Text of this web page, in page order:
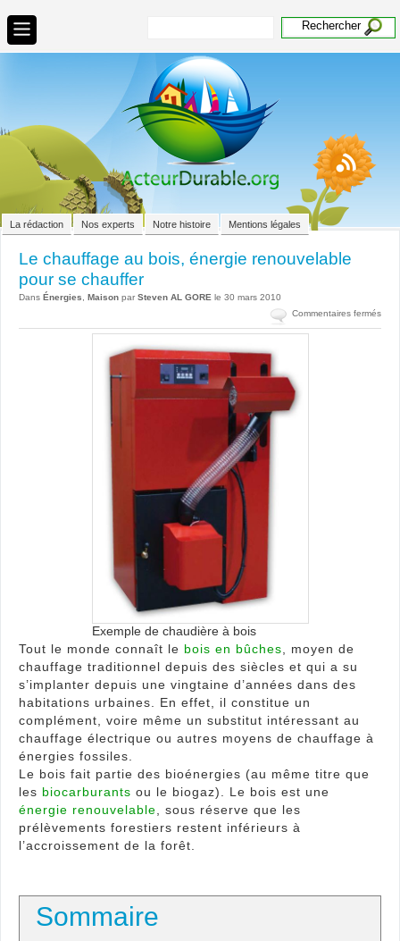
La rédaction Nos experts Notre histoire Mentions légales
Le chauffage au bois, énergie renouvelable
pour se chauffer
Dans Énergies Maison par Steven AL GORE le 30 mars 2010
Commentaires ferméssur
Le
Exemple de chaudière à bois
Tout le monde connaît le bois en bûches , moyen de
chauffage traditionnel depuis des siècles et qui a su
s’implanter depuis une vingtaine d’années dans des
habitations urbaines. En effet, il constitue un
complément, voire même un substitut intéressant au
chauffage électrique ou autres moyens de chauffage à
énergies fossiles.
Le bois fait partie des bioénergies (au même titre que
les biocarburants ou le biogaz). Le bois est une
énergie renouvelable , sous réserve que les
prélèvements forestiers restent inférieurs à
l’accroissement de la forêt.
Sommaire